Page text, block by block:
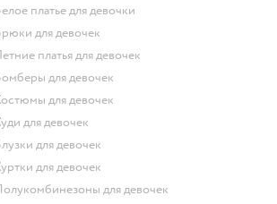
Белое платье для девочки
Брюки для девочек
Летние платья для девочек
Бомберы для девочек
Костюмы для девочек
Худи для девочек
Блузки для девочек
Куртки для девочек
Полукомбинезоны для девочек